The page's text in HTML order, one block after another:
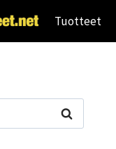
Tuotteet
Haku